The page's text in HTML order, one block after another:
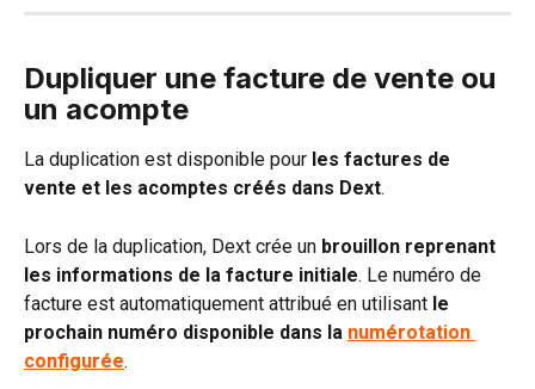
Dupliquer une facture de vente ou
un acompte
La duplication est disponible pour les factures de
vente et les acomptes créés dans Dext.
Lors de la duplication, Dext crée un brouillon reprenant
les informations de la facture initiale. Le numéro de
facture est automatiquement attribué en utilisant le
prochain numéro disponible dans la numérotation
configurée.